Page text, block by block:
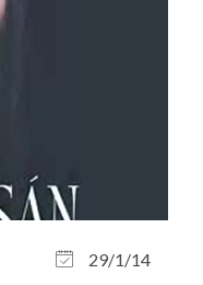
29/1/14